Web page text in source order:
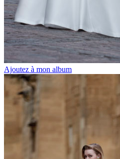
Ajoutez à mon album